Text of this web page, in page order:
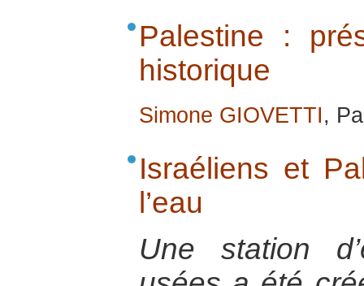
Palestine :
historique
Simone GIOVETTI,
Israéliens et
l’eau
Une station